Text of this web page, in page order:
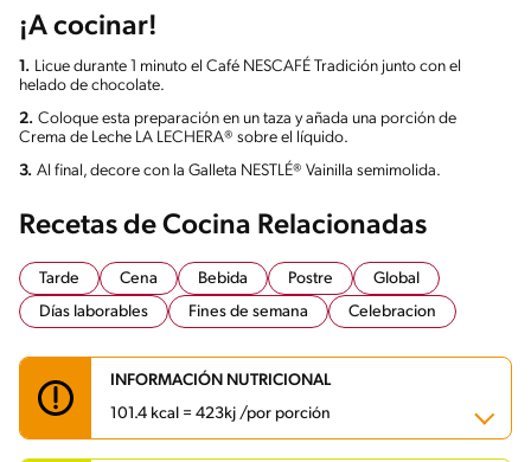
¡A cocinar!
1. Licue durante 1 minuto el Café NESCAFÉ Tradición junto con el
helado de chocolate.
2. Coloque esta preparación en un taza y añada una porción de
Crema de Leche LA LECHERA® sobre el líquido.
3. Al final, decore con la Galleta NESTLÉ® Vainilla semimolida.
Recetas de Cocina Relacionadas
Tarde Cena Bebida Postre
Global
Días laborables
Fines de semana Celebracion
INFORMACIÓN NUTRICIONAL
101.4 kcal = 423kj /por porción